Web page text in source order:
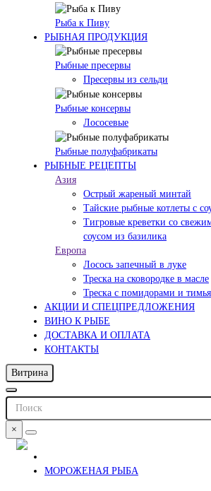
Рыба к Пиву
РЫБНАЯ ПРОДУКЦИЯ
Рыбные пресервы
Пресервы из сельди
Рыбные консервы
Лососевые
Рыбные полуфабрикаты
РЫБНЫЕ РЕЦЕПТЫ
Азия
Острый жареный минтай
Тайские рыбные котлеты с
Тигровые креветки со
соусом из базилика
Европа
Лосось запечный в луке
Треска на сковородке в масле
Треска с помидорами и
АКЦИИ И СПЕЦПРЕДЛОЖЕНИЯ
ВИНО К РЫБЕ
ДОСТАВКА И ОПЛАТА
КОНТАКТЫ
Витрина
×
МОРОЖЕНАЯ РЫБА